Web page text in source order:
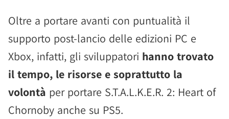
Oltre a portare avanti con puntualità il
supporto post-lancio delle edizioni PC e
Xbox, infatti, gli sviluppatori hanno trovato
il tempo, le risorse e soprattutto la
volontà per portare S.T.A.L.K.E.R. 2: Heart of
Chornoby anche su PS5.